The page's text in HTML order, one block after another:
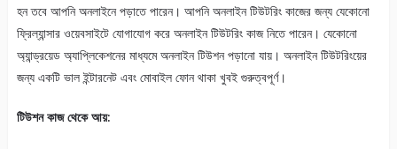
হন তবে আপনি অনলাইনে পড়াতে পারেন। আপনি অনলাইন টিউটরিং কাজের জন্য যেকোনো
ফ্রিল্যান্সার ওয়েবসাইটে যোগাযোগ করে অনলাইন টিউটরিং কাজ নিতে পারেন। যেকোনো
অ্যান্ড্রয়েড অ্যাপ্লিকেশনের মাধ্যমে অনলাইন টিউশন পড়ানো যায়। অনলাইন টিউটরিংয়ের
জন্য একটি ভাল ইন্টারনেট এবং মোবাইল ফোন থাকা খুবই গুরুত্বপূর্ণ।
টিউশন কাজ থেকে আয়: